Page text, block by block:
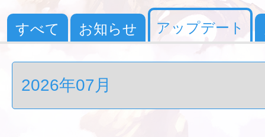
すべて お知らせ アップデート